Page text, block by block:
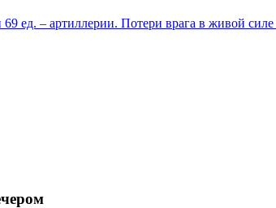
ед. – артиллерии. Потери врага в живой